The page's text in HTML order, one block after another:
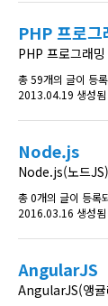
PHP 프로그
PHP 프로그래
총 59개의 글이 등
2013.04.19 생성됨
Node.js
Node.js(노드
총 0개의 글이 등록
2016.03.16 생성됨
AngularJS
AngularJS(앵귤